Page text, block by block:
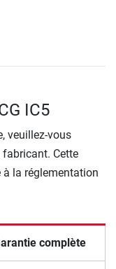
IC5
veuillez-vous
Cette
la réglementation
complète